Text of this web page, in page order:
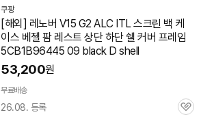
쿠팡
[해외] 레노버 V15 G2 ALC ITL 스크린 백 케
이스 베젤 팜 레스트 상단 하단 쉘 커버 프레임
5CB1B96445 09 black D shell
53,200원
무료배송
26.08. 등록
관